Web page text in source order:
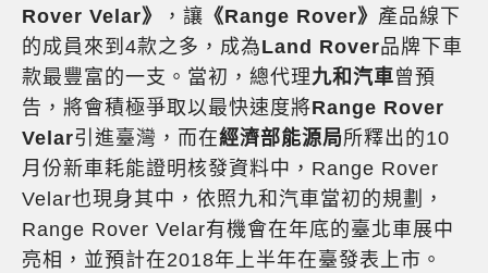
Rover Velar》
，讓 《Range Rover》 產品線下
的成員來到4款之多，成為Land Rover品牌下車
款最豐富的一支。當初，總代理九和汽車曾預
告，將會積極爭取以最快速度將Range Rover
Velar引進臺灣，而在經濟部能源局所釋出的10
月份新車耗能證明核發資料中，Range Rover
Velar也現身其中，依照九和汽車當初的規劃，
Range Rover Velar有機會在年底的臺北車展中
亮相，並預計在2018年上半年在臺發表上市。